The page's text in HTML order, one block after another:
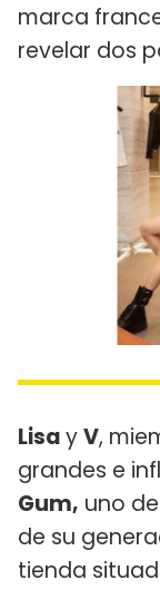
marca
revelar dos
LisayV,
grandes e
Gum, uno
de su
tienda